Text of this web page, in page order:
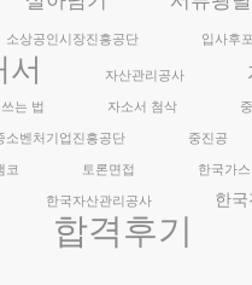
소상공인시장진흥공단 입사후
자산관리공사
는 법 자소서 첨삭
소벤처기업진흥공단 중진공
코 토론면접 한국가
한국자산관리공사 한
합격후기